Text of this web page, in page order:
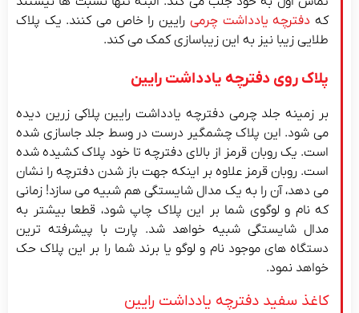
کهدفترچه یادداشت چرمیرایین را خاص می کنند. یک پلاک
طلایی زیبا نیز به این زیباسازی کمک می کند.
پلاک روی دفترچه یادداشت رایین
بر زمینه جلد چرمی دفترچه یادداشت رایین پلاکی زرین دیده
می شود. این پلاک چشمگیر درست در وسط جلد جاسازی شده
است. یک روبان قرمز از بالای دفترچه تا خود پلاک کشیده شده
است. روبان قرمز علاوه بر اینکه جهت باز شدن دفترچه را نشان
می دهد، آن را به یک مدال شایستگی هم شبیه می سازد! زمانی
که نام و لوگوی شما بر این پلاک چاپ شود، قطعا بیشتر به
مدال شایستگی شبیه خواهد شد. پارت با پیشرفته ترین
دستگاه های موجود نام و لوگو یا برند شما را بر این پلاک حک
خواهد نمود.
کاغذ سفید دفترچه یادداشت رایین